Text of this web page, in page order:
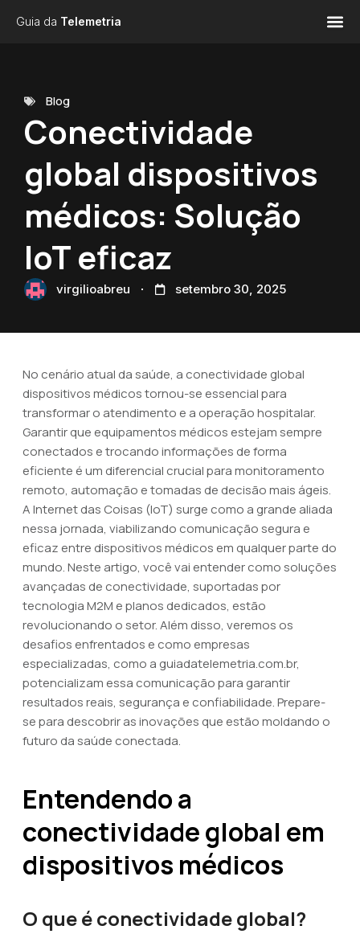
Guia da Telemetria
Blog
Conectividade
global dispositivos
médicos: Solução
IoT eficaz
virgilioabreu setembro 30, 2025
No cenário atual da saúde, a conectividade global
dispositivos médicos tornou-se essencial para
transformar o atendimento e a operação hospitalar.
Garantir que equipamentos médicos estejam sempre
conectados e trocando informações de forma
eficiente é um diferencial crucial para monitoramento
remoto, automação e tomadas de decisão mais ágeis.
A Internet das Coisas (IoT) surge como a grande aliada
nessa jornada, viabilizando comunicação segura e
eficaz entre dispositivos médicos em qualquer parte do
mundo. Neste artigo, você vai entender como soluções
avançadas de conectividade, suportadas por
tecnologia M2M e planos dedicados, estão
revolucionando o setor. Além disso, veremos os
desafios enfrentados e como empresas
especializadas, como a guiadatelemetria.com.br,
potencializam essa comunicação para garantir
resultados reais, segurança e confiabilidade. Prepare-
se para descobrir as inovações que estão moldando o
futuro da saúde conectada.
Entendendo a
conectividade global em
dispositivos médicos
O que é conectividade global?